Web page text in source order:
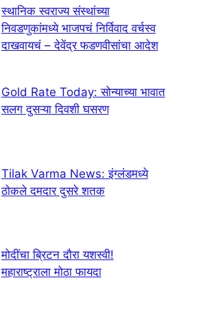
स्थानिक स्वराज्य संस्थांच्या
निवडणुकांमध्ये भाजपचं निर्विवाद वर्चस्व
दाखवायचं – देवेंद्र फडणवीसांचा आदेश
Gold Rate Today: सोन्याच्या भावात
सलग दुसऱ्या दिवशी घसरण
Tilak Varma News: इंग्लंडमध्ये
ठोकले दमदार दुसरे शतक
मोदींचा ब्रिटन दौरा यशस्वी!
महाराष्ट्राला मोठा फायदा